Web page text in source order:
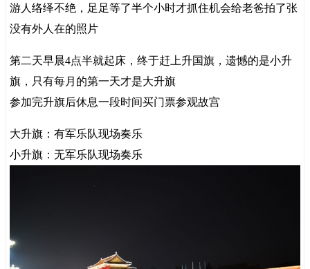
游人络绎不绝，足足等了半个小时才抓住机会给老爸拍了张
没有外人在的照片
第二天早晨4点半就起床，终于赶上升国旗，遗憾的是小升
旗，只有每月的第一天才是大升旗
参加完升旗后休息一段时间买门票参观故宫
大升旗：有军乐队现场奏乐
小升旗：无军乐队现场奏乐